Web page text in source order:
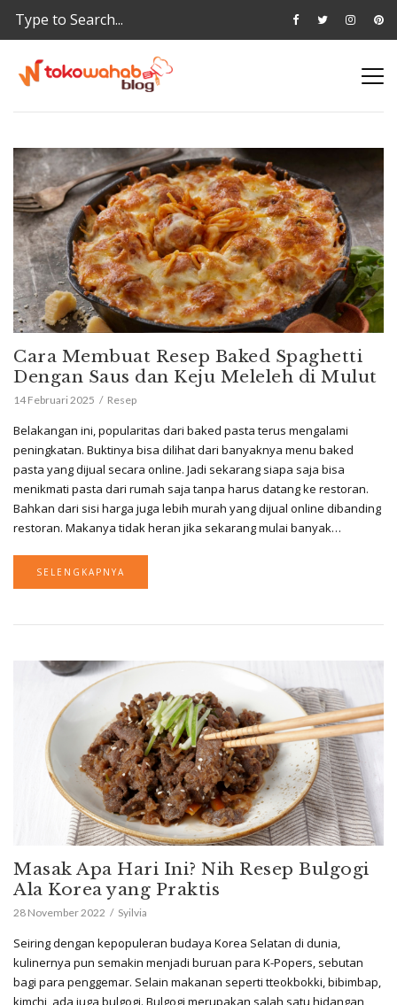
Cara Membuat Resep Baked Spaghetti
Dengan Saus dan Keju Meleleh di Mulut
14 Februari 2025 Resep
Belakangan ini, popularitas dari baked pasta terus mengalami
peningkatan. Buktinya bisa dilihat dari banyaknya menu baked
pasta yang dijual secara online. Jadi sekarang siapa saja bisa
menikmati pasta dari rumah saja tanpa harus datang ke restoran.
Bahkan dari sisi harga juga lebih murah yang dijual online dibanding
restoran. Makanya tidak heran jika sekarang mulai banyak…
SELENGKAPNYA
Masak Apa Hari Ini? Nih Resep Bulgogi
Ala Korea yang Praktis
28 November 2022 Syilvia
Seiring dengan kepopuleran budaya Korea Selatan di dunia,
kulinernya pun semakin menjadi buruan para K-Popers, sebutan
bagi para penggemar. Selain makanan seperti tteokbokki, bibimbap,
kimchi, ada juga bulgogi. Bulgogi merupakan salah satu hidangan